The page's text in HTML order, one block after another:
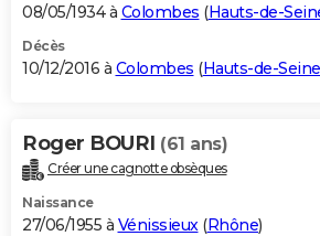
08/05/1934 à Colombes (Hauts-de-
Décès
10/12/2016 à Colombes (Hauts-de-Seine
Roger BOURI (61 ans)
Créer une cagnotte obsèques
Naissance
27/06/1955 à Vénissieux (Rhône)